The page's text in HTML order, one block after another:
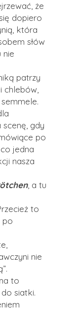
że
dopiero
która
słów
nie
patrzy
chlebów,
gdy
po
jedna
nasza
, a tu
to
po
nie
to
siatki.